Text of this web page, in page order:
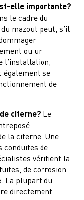
elle importante?
le cadre du
mazout peut, s’il
ou un
l’installation,
également se
de
citerne? Le
la citerne. Une
conduites de
vérifient la
de corrosion
La plupart du
directement